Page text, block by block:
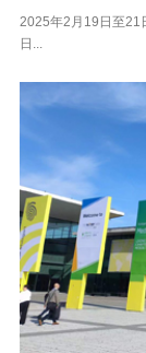
2025年2月19日至21
日...